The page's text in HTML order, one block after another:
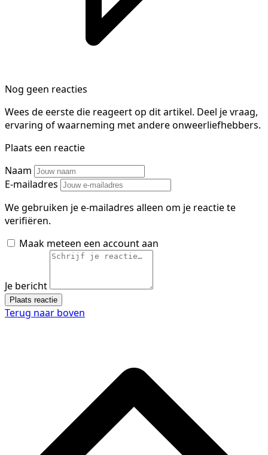
Nog geen reacties
Wees de eerste die reageert op dit artikel. Deel je vraag,
ervaring of waarneming met andere onweerliefhebbers.
Plaats een reactie
Naam
E-mailadres
We gebruiken je e-mailadres alleen om je reactie te
verifiëren.
Maak meteen een account aan
Je bericht
Plaats reactie
Terug naar boven